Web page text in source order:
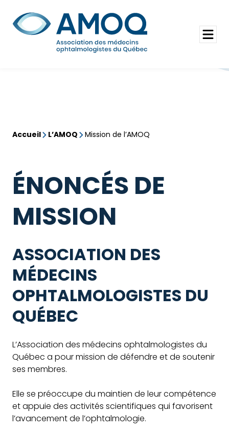
contenu
Rechercher
Ouvrir
le
Accueil L’AMOQ Mission de l’AMOQ
ÉNONCÉS DE
MISSION
ASSOCIATION DES
MÉDECINS
OPHTALMOLOGISTES DU
QUÉBEC
L’Association des médecins ophtalmologistes du
Québec a pour mission de défendre et de soutenir
ses membres.
Elle se préoccupe du maintien de leur compétence
et appuie des activités scientifiques qui favorisent
l’avancement de l’ophtalmologie.